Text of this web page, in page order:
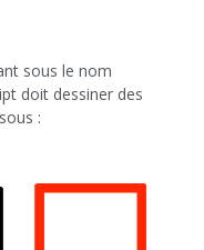
sous le nom
doit dessiner des
: